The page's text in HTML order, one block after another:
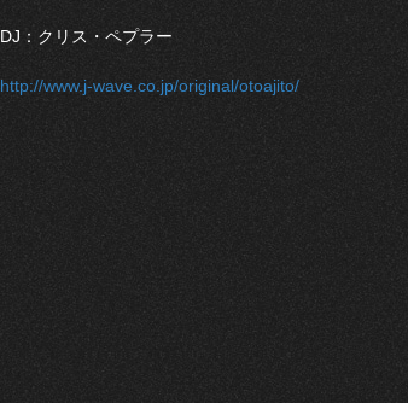
DJ：クリス・ペプラー
http://www.j-wave.co.jp/original/otoajito/